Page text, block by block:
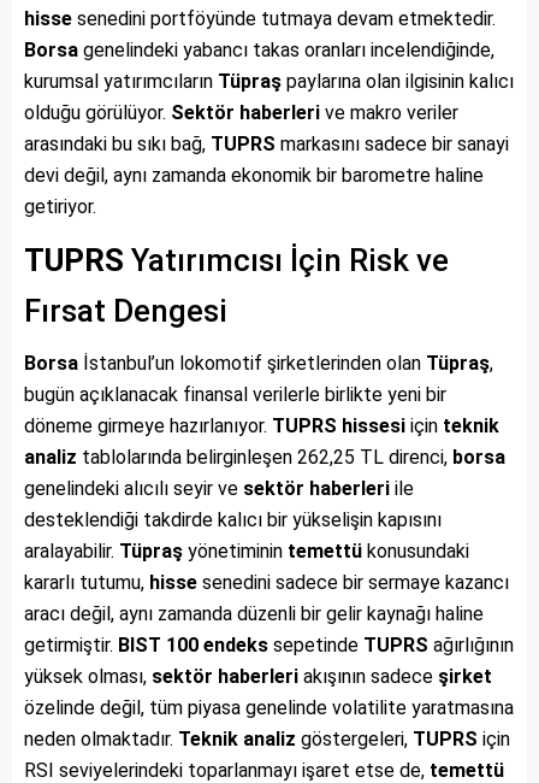
hisse senedini portföyünde tutmaya devam etmektedir.
Borsa genelindeki yabancı takas oranları incelendiğinde,
kurumsal yatırımcıların Tüpraş paylarına olan ilgisinin kalıcı
olduğu görülüyor. Sektör haberleri ve makro veriler
arasındaki bu sıkı bağ, TUPRS markasını sadece bir sanayi
devi değil, aynı zamanda ekonomik bir barometre haline
getiriyor.
TUPRS Yatırımcısı İçin Risk ve
Fırsat Dengesi
Borsa İstanbul’un lokomotif şirketlerinden olan Tüpraş,
bugün açıklanacak finansal verilerle birlikte yeni bir
döneme girmeye hazırlanıyor. TUPRS hissesi için teknik
analiz tablolarında belirginleşen 262,25 TL direnci, borsa
genelindeki alıcılı seyir ve sektör haberleri ile
desteklendiği takdirde kalıcı bir yükselişin kapısını
aralayabilir. Tüpraş yönetiminin temettü konusundaki
kararlı tutumu, hisse senedini sadece bir sermaye kazancı
aracı değil, aynı zamanda düzenli bir gelir kaynağı haline
getirmiştir. BIST 100 endeks sepetinde TUPRS ağırlığının
yüksek olması, sektör haberleri akışının sadece şirket
özelinde değil, tüm piyasa genelinde volatilite yaratmasına
neden olmaktadır. Teknik analiz göstergeleri, TUPRS için
RSI seviyelerindeki toparlanmayı işaret etse de, temettü